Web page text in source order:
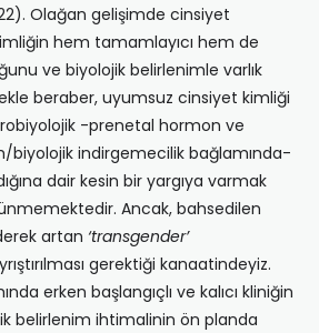
Olağan gelişimde cinsiyet
hem tamamlayıcı hem de
ve biyolojik belirlenimle varlık
beraber, uyumsuz cinsiyet kimliği
-prenetal hormon ve
indirgemecilik bağlamında-
dair kesin bir yargıya varmak
Ancak, bahsedilen
artan ‘transgender’
gerektiği kanaatindeyiz.
erken başlangıçlı ve kalıcı kliniğin
belirlenim ihtimalinin ön planda